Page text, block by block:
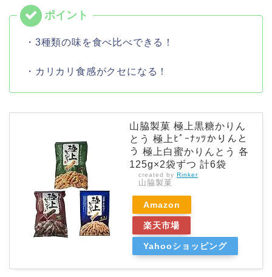
・3種類の味を食べ比べできる！
・カリカリ食感がクセになる！
山脇製菓 極上黒糖かりん
とう 極上ﾋﾟｰﾅｯﾂかりんと
う 極上白蜜かりんとう 各
125g×2袋ずつ 計6袋
created by Rinker
山脇製菓
Amazon
楽天市場
Yahooショッピング